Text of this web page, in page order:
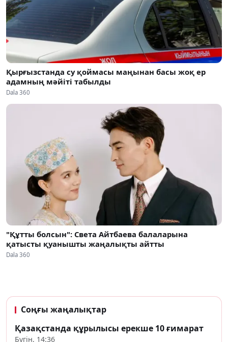
Қырғызстанда су қоймасы маңынан басы жоқ ер
адамның мәйіті табылды
Dala 360
"Құтты болсын": Света Айтбаева балаларына
қатысты қуанышты жаңалықты айтты
Dala 360
Соңғы жаңалықтар
Қазақстанда құрылысы ерекше 10 ғимарат
Бүгін, 14:36